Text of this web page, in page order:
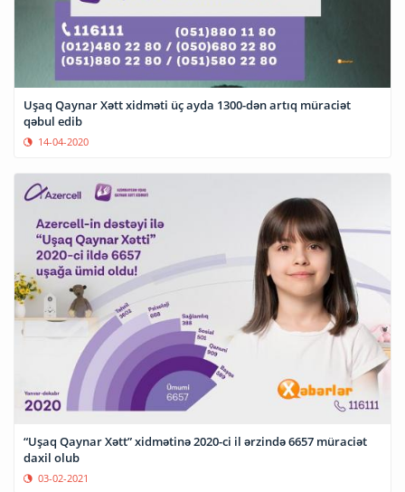
Uşaq Qaynar Xətt xidməti üç ayda 1300-dən artıq müraciət
qəbul edib
14-04-2020
“Uşaq Qaynar Xətt” xidmətinə 2020-ci il ərzində 6657 müraciət
daxil olub
03-02-2021